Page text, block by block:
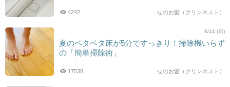
せのお愛（クリンネスト）
4242
6/14 (日)
夏のベタベタ床が5分ですっきり！掃除機いらず
の「簡単掃除術」
せのお愛（クリンネスト）
17538